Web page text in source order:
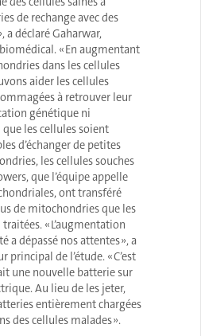
de rechange avec des
a déclaré Gaharwar,
« En augmentant
dans les cellules
aider les cellules
à retrouver leur
génétique ni
les cellules soient
d’échanger de petites
les cellules souches
que l’équipe appelle
ont transféré
de mitochondries que les
« L’augmentation
a dépassé nos attentes », a
principal de l’étude. « C’est
une nouvelle batterie sur
Au lieu de les jeter,
entièrement chargées
des cellules malades ».